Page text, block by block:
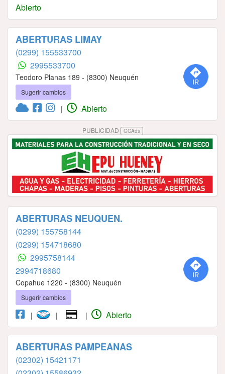
Abierto
ABERTURAS LIMAY
(0299) 155533700
2995533700
Teodoro Planas 189 - (8300) Neuquén
Sugerir cambios
| Abierto
PUBLICIDAD GCAds
ABERTURAS NEUQUEN.
(0299) 155758144
(0299) 154718680
2995758144
2994718680
Copahue 1220 - (8300) Neuquén
Sugerir cambios
| | | Abierto
ABERTURAS PAMPEANAS
(02302) 15421171